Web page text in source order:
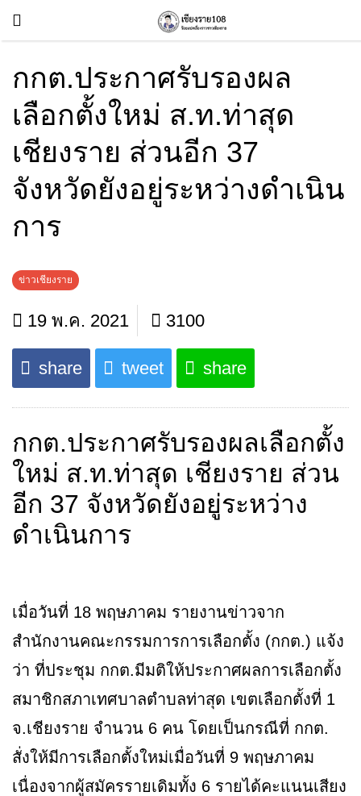
กกต.ประกาศรับรองผล
เลือกตั้งใหม่ ส.ท.ท่าสุด
เชียงราย ส่วนอีก 37
จังหวัดยังอยู่ระหว่างดำเนิน
การ
ข่าวเชียงราย
19 พ.ค. 2021 3100
share tweet share
กกต.ประกาศรับรองผลเลือกตั้ง
ใหม่ ส.ท.ท่าสุด เชียงราย ส่วน
อีก 37 จังหวัดยังอยู่ระหว่าง
ดำเนินการ
เมื่อวันที่ 18 พฤษภาคม รายงานข่าวจาก
สำนักงานคณะกรรมการการเลือกตั้ง (กกต.) แจ้ง
ว่า ที่ประชุม กกต.มีมติให้ประกาศผลการเลือกตั้ง
สมาชิกสภาเทศบาลตำบลท่าสุด เขตเลือกตั้งที่ 1
จ.เชียงราย จำนวน 6 คน โดยเป็นกรณีที่ กกต.
สั่งให้มีการเลือกตั้งใหม่เมื่อวันที่ 9 พฤษภาคม
เนื่องจากผู้สมัครรายเดิมทั้ง 6 รายได้คะแนนเสียง